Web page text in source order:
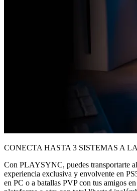
CONECTA HASTA 3 SISTEMAS A
Con PLAYSYNC, puedes transportarte
experiencia exclusiva y envolvente en
en PC o a batallas PVP con tus amigos